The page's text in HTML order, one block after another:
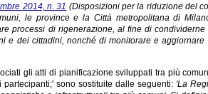
2014, n. 31 (Disposizioni per la riduzione del
le province e la Città metropolitana di
processi di rigenerazione, al fine di
e dei cittadini, nonché di monitorare e
gli atti di pianificazione sviluppati tra più
sono sostituite dalle seguenti: 'La